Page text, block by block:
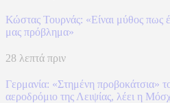
Κώστας Τουρνάς: «Είναι μύθος πως
μας πρόβλημα»
28 λεπτά πριν
Γερμανία: «Στημένη προβοκάτσια»
αεροδρόμιο της Λειψίας, λέει η